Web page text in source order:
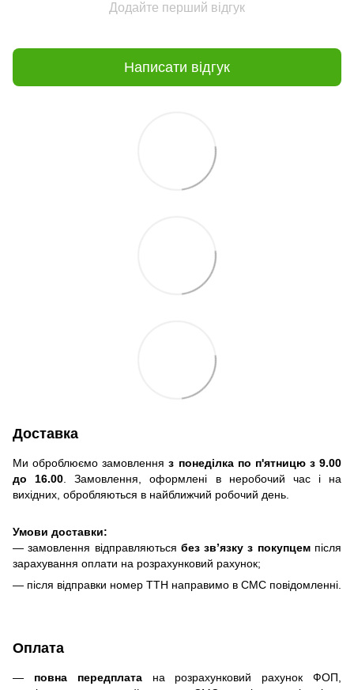
Додайте перший відгук
Написати відгук
Доставка
Ми оброблюємо замовленняз понеділка по п'ятницю з 9.00
до 16.00. Замовлення, оформлені в неробочий час і на
вихідних, обробляються в найближчий робочий день.
Умови доставки:
— замовлення відправляються без зв’язку з покупцемпісля
зарахування оплати на розрахунковий рахунок;
— після відправки номер ТТН направимо в СМС повідомленні.
Оплата
— повна передплатана розрахунковий рахунок ФОП,